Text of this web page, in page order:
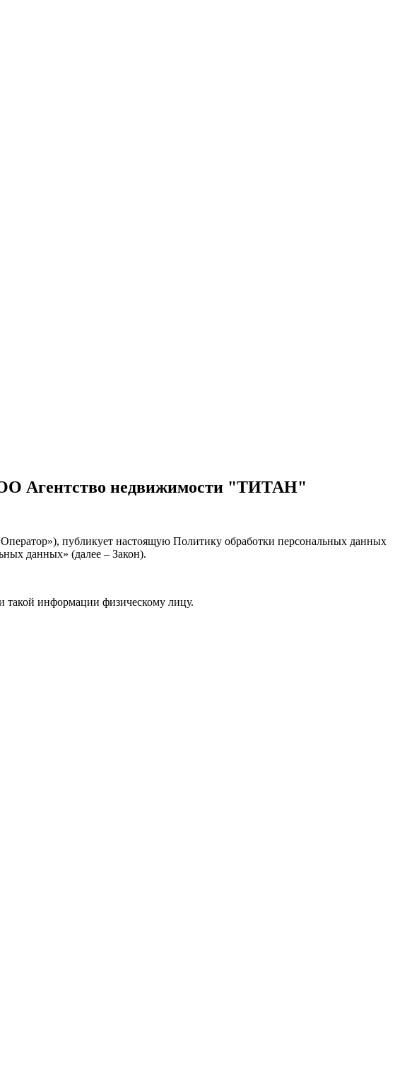
Агентство недвижимости "ТИТАН"
публикует настоящую Политику обработки персональных данных
данных» (далее – Закон).
такой информации физическому лицу.